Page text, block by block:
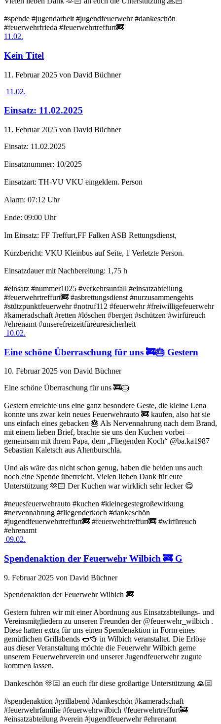
#spende #jugendarbeit #jugendfeuerwehr #dankeschön
#feuerwehrfrieda #feuerwehrtreffurt🚒
11.02.
Kein Titel
11. Februar 2025 von David Büchner
11.02.
Einsatz: 11.02.2025
11. Februar 2025 von David Büchner
Einsatz: 11.02.2025
Einsatznummer: 10/2025
Einsatzart: TH-VU VKU eingeklem. Person
Alarm: 07:12 Uhr
Ende: 09:00 Uhr
Im Einsatz: FF Treffurt,FF Falken ASB Rettungsdienst,
Kurzbericht: VKU Kleinbus auf Seite, 1 Verletzte Person.
Einsatzdauer mit Nachbereitung: 1,75 h
#einsatz #nummer1025 #verkehrsunfall #einsatzabteilung
#feuerwehrtreffurt🚒 #asbrettungsdienst #nurzusammengehts
#stützpunktfeuerwehr #notruf112 #feuerwehr #freiwilligefeuerwehr
#kameradschaft #retten #löschen #bergen #schützen #wirfüreuch
#ehrenamt #unserefreizeitfüreuresicherheit
10.02.
Eine schöne Überraschung für uns 🚒🎂 Gestern
10. Februar 2025 von David Büchner
Eine schöne Überraschung für uns 🚒🎂
Gestern erreichte uns eine ganz besondere Geste, die kleine Lena
konnte uns zwar kein neues Feuerwehrauto 🚒 kaufen, also hat sie
uns einfach eines gebacken 🎂 Als Nervennahrung nach dem Brand,
mit einem lieben Brief, brachte sie uns den Kuchen vorbei –
gemeinsam mit ihrem Papa, dem „Fliegenden Koch“ @ba.ka1987
Sebastian Kaletsch aus Altenburschla.
Und als wäre das nicht schon genug, haben die beiden uns auch
noch eine Spende überreicht. Vielen lieben Dank für eure
Unterstützung 🫶🏻 Der Kuchen war wirklich sehr lecker 😋
#neuesfeuerwehrauto #kuchen #kleinegestegroßewirkung
#nervennahrung #fliegenderkoch #dankeschön
#jugendfeuerwehrtreffurt🚒 #feuerwehrtreffurt🚒 #wirfüreuch
#ehrenamt
09.02.
Spendenaktion der Feuerwehr Wilbich 🚒 G
9. Februar 2025 von David Büchner
Spendenaktion der Feuerwehr Wilbich 🚒
Gestern fuhren wir mit einer Abordnung aus Einsatzabteilungs- und
Vereinsmitgliedern zu unseren Freunden der @feuerwehr_wilbich .
Diese hatten extra für uns einen Spendenaktion in Form eines
gemütlichen Grillabends 🌭🍻 in Wilbich veranstaltet. Die Erlöse
aus dieser Veranstaltung möchte die Feuerwehr Wilbich gerne
unserem Feuerwehrverein und unserer Jugendfeuerwehr zugute
kommen lassen.
Dankeschön 🫶🏻 an euch für diese großartige Unterstützung 🙏🏻
#spendenaktion #grillabend #dankeschön #kameradschaft
#feuerwehrfamilie #feuerwehrwilbich #feuerwehrtreffurt🚒
#einsatzabteilung #verein #jugendfeuerwehr #ehrenamt